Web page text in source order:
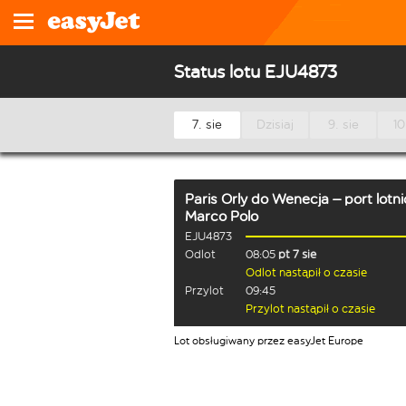
Status lotu EJU4873
7. sie Dzisiaj 9. sie
Paris OrlydoWenecja – port
Marco Polo
EJU4873
Odlot
08:05 pt 7 sie
Odlot nastąpił o czasie
Przylot
09:45
Przylot nastąpił o czasie
Lot obsługiwany przez easyJet Europe